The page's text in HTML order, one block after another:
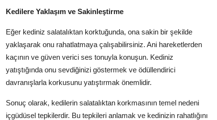
Kedilere Yaklaşım ve Sakinleştirme
Eğer kediniz salatalıktan korktuğunda, ona sakin bir şekilde
yaklaşarak onu rahatlatmaya çalışabilirsiniz. Ani hareketlerden
kaçının ve güven verici ses tonuyla konuşun. Kediniz
yatıştığında onu sevdiğinizi göstermek ve ödüllendirici
davranışlarla korkusunu yatıştırmak önemlidir.
Sonuç olarak, kedilerin salatalıktan korkmasının temel nedeni
içgüdüsel tepkilerdir. Bu tepkileri anlamak ve kedinizin rahatlığını